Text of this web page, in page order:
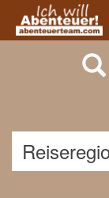
Previous